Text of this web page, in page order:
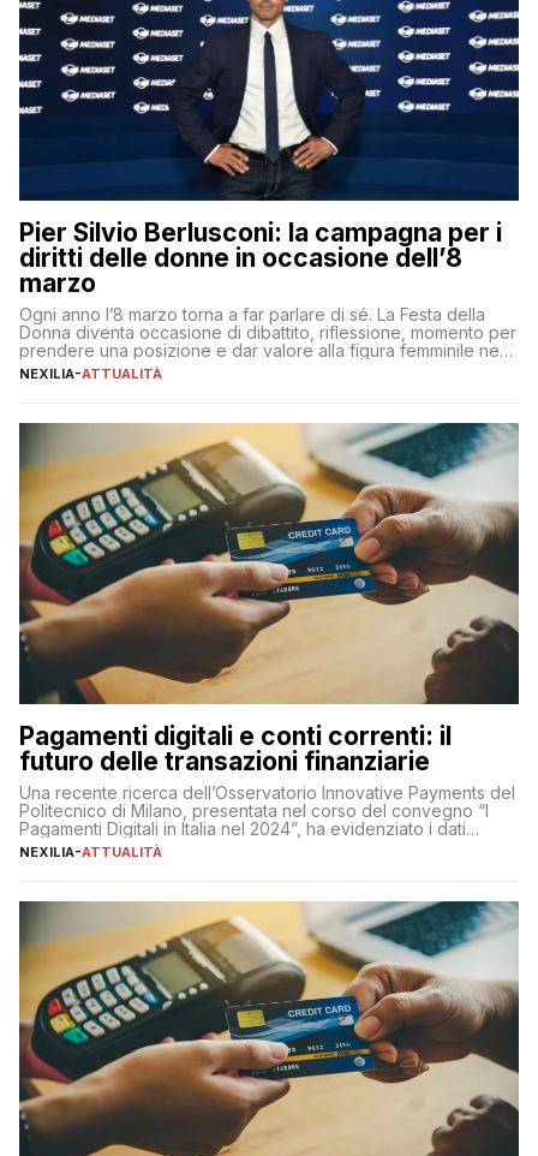
Pier Silvio Berlusconi: la campagna per i
diritti delle donne in occasione dell’8
marzo
Ogni anno l’8 marzo torna a far parlare di sé. La Festa della
Donna diventa occasione di dibattito, riflessione, momento per
prendere una posizione e dar valore alla figura femminile nella
sua complessità e crucialità. A lanciare un messaggio “forte e
NEXILIA-ATTUALITÀ
Pagamenti digitali e conti correnti: il
futuro delle transazioni finanziarie
Una recente ricerca dell’Osservatorio Innovative Payments del
Politecnico di Milano, presentata nel corso del convegno “I
Pagamenti Digitali in Italia nel 2024”, ha evidenziato i dati
definitivi del primo semestre 2024 relativamente alle
NEXILIA-ATTUALITÀ